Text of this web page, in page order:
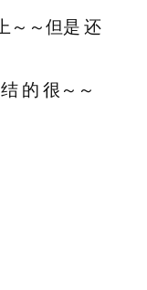
～～但是 还
的 很～～